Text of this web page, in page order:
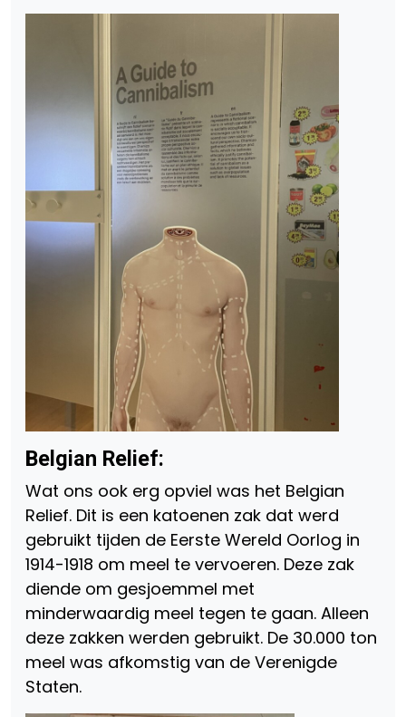
Belgian Relief:
Wat ons ook erg opviel was het Belgian
Relief. Dit is een katoenen zak dat werd
gebruikt tijden de Eerste Wereld Oorlog in
1914-1918 om meel te vervoeren. Deze zak
diende om gesjoemmel met
minderwaardig meel tegen te gaan. Alleen
deze zakken werden gebruikt. De 30.000 ton
meel was afkomstig van de Verenigde
Staten.